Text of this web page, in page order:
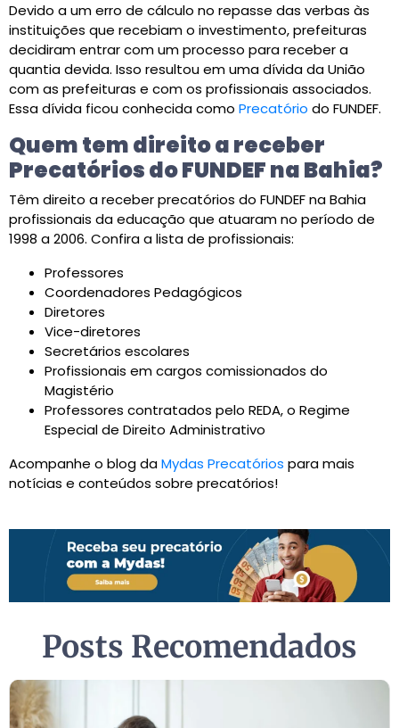
Devido a um erro de cálculo no repasse das verbas às
instituições que recebiam o investimento, prefeituras
decidiram entrar com um processo para receber a
quantia devida. Isso resultou em uma dívida da União
com as prefeituras e com os profissionais associados.
Essa dívida ficou conhecida como Precatório do FUNDEF.
Quem tem direito a receber
Precatórios do FUNDEF na Bahia?
Têm direito a receber precatórios do FUNDEF na Bahia
profissionais da educação que atuaram no período de
1998 a 2006. Confira a lista de profissionais:
Professores
Coordenadores Pedagógicos
Diretores
Vice-diretores
Secretários escolares
Profissionais em cargos comissionados do
Magistério
Professores contratados pelo REDA, o Regime
Especial de Direito Administrativo
Acompanhe o blog daMydas Precatórios para mais
notícias e conteúdos sobre precatórios!
Posts Recomendados